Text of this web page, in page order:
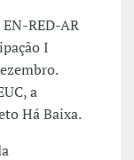
RED-AR
I
a
Há Baixa.